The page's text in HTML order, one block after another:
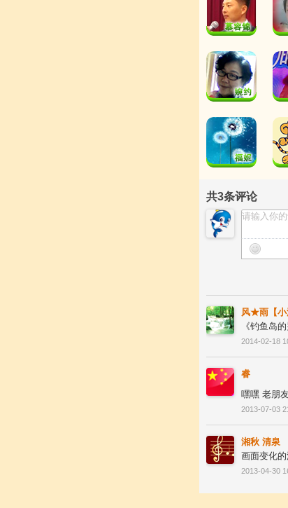
共3条评论
风★雨【小
《钓鱼岛
2014-02-18
睿
嘿嘿 老朋
2013-07-03
湘秋 清泉
画面变化
2013-04-30